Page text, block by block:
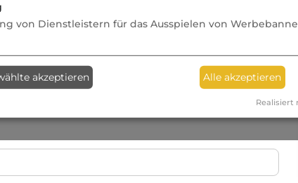
von Dienstleistern für das Ausspielen von
akzeptieren Alle akzeptieren
Realisiert